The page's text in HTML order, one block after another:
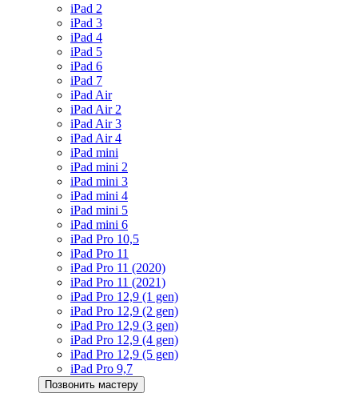
iPad 2
iPad 3
iPad 4
iPad 5
iPad 6
iPad 7
iPad Air
iPad Air 2
iPad Air 3
iPad Air 4
iPad mini
iPad mini 2
iPad mini 3
iPad mini 4
iPad mini 5
iPad mini 6
iPad Pro 10,5
iPad Pro 11
iPad Pro 11 (2020)
iPad Pro 11 (2021)
iPad Pro 12,9 (1 gen)
iPad Pro 12,9 (2 gen)
iPad Pro 12,9 (3 gen)
iPad Pro 12,9 (4 gen)
iPad Pro 12,9 (5 gen)
iPad Pro 9,7
Позвонить мастеру